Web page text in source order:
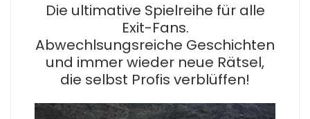
Die ultimative Spielreihe für alle
Exit-Fans.
Abwechlsungsreiche Geschichten
und immer wieder neue Rätsel,
die selbst Profis verblüffen!